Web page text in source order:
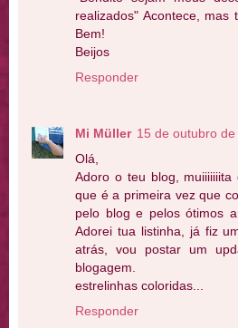
realizados" Acontece,
Bem!
Beijos
Responder
Mi Müller 15 de outubro
Olá,
Adoro o teu blog, muiiiiiiita
que é a primeira vez que
pelo blog e pelos ótimos
Adorei tua listinha, já fiz
atrás, vou postar um
blogagem.
estrelinhas coloridas...
Responder